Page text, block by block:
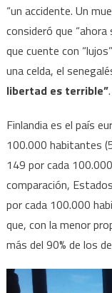
“un accidente. Un
consideró que
que cuente con
una celda, el
libertad es terrible”.
Finlandia es el país
100.000 habitantes
149 por cada
comparación,
por cada 100.000
que, con la menor
más del 90% de los